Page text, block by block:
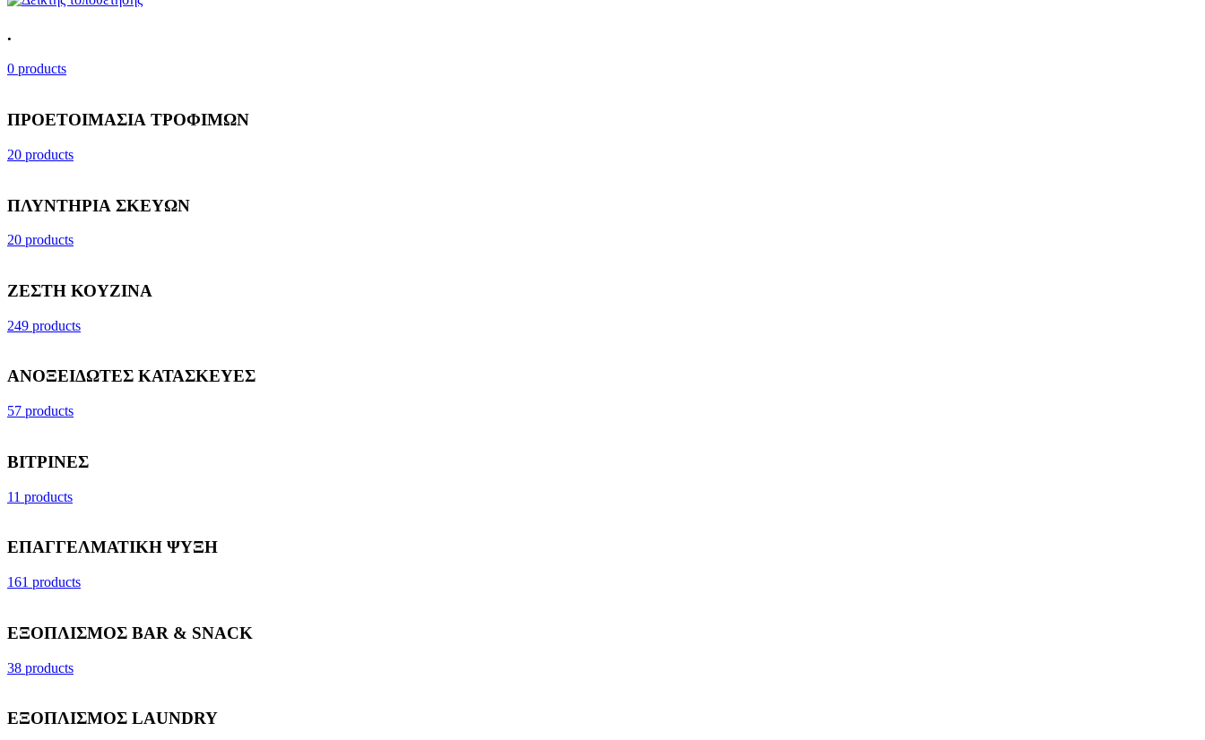
.
0 products
ΠΡΟΕΤΟΙΜΑΣΙΑ ΤΡΟΦΙΜΩΝ
20 products
ΠΛΥΝΤΗΡΙΑ ΣΚΕΥΩΝ
20 products
ΖΕΣΤΗ ΚΟΥΖΙΝΑ
249 products
ΑΝΟΞΕΙΔΩΤΕΣ ΚΑΤΑΣΚΕΥΕΣ
57 products
ΒΙΤΡΙΝΕΣ
11 products
ΕΠΑΓΓΕΛΜΑΤΙΚΗ ΨΥΞΗ
161 products
ΕΞΟΠΛΙΣΜΟΣ BAR & SNACK
38 products
ΕΞΟΠΛΙΣΜΟΣ LAUNDRY